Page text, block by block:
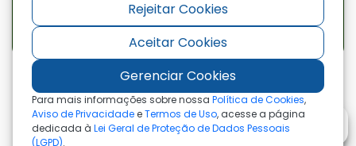
Redes Sociais
Acessar
a
Rede
Social
Facebook
Acessar
a
Rede
Social
Youtube
Acessar
a
Rede
Social
©2026 - Prefeitura Municipal de Paranatinga - MT
- Todos os direitos reservados
Rejeitar Cookies
Aceitar Cookies
Gerenciar Cookies
Para mais informações sobre nossa Política de Cookies,
Aviso de PrivacidadeeTermos de Uso, acesse a página
dedicada à Lei Geral de Proteção de Dados Pessoais
(LGPD).